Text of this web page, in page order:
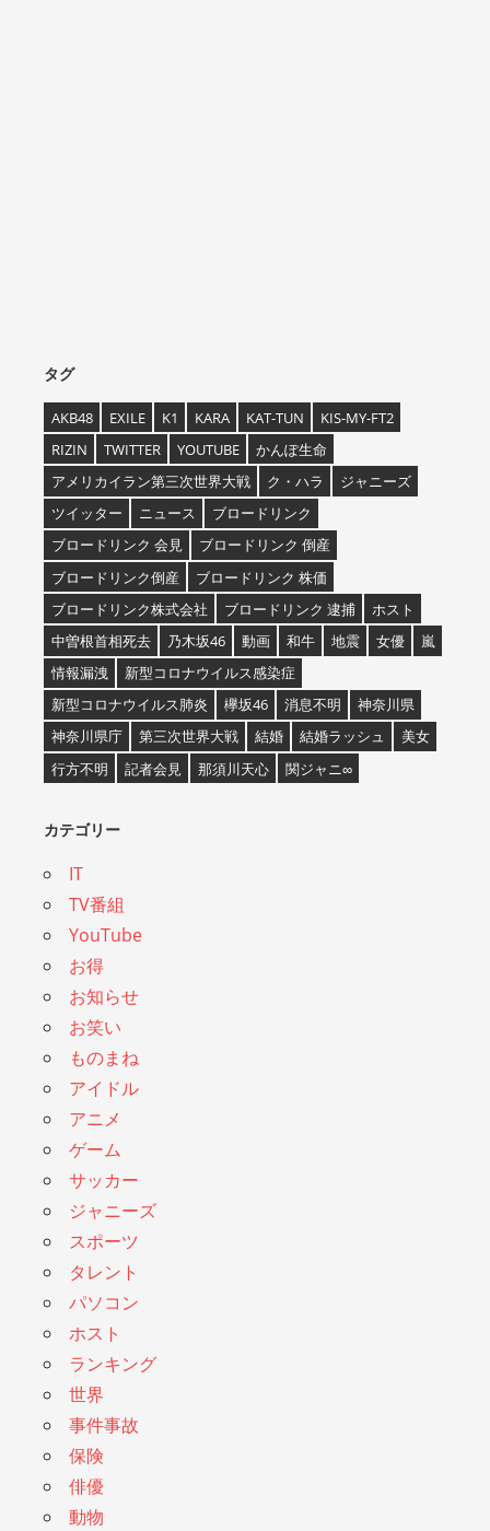
タグ
AKB48 EXILE K1 KARA KAT-TUN
KIS-MY-FT2
RIZIN
TWITTER YOUTUBE
かんぽ生命
アメリカイラン第三次世界大戦
ク・ハラ
ジャニーズ
ツイッター
ニュース
ブロードリンク
ブロードリンク 会見
ブロードリンク 倒産
ブロードリンク倒産
ブロードリンク 株価
ブロードリンク株式会社
ブロードリンク 逮捕
ホスト
中曽根首相死去
乃木坂46 動画 和牛 地震 女優
嵐
情報漏洩
新型コロナウイルス感染症
新型コロナウイルス肺炎
欅坂46 消息不明
神奈川県
神奈川県庁
第三次世界大戦 結婚 結婚ラッシュ
美女
行方不明
記者会見 那須川天心 関ジャニ∞
カテゴリー
IT
TV番組
YouTube
お得
お知らせ
お笑い
ものまね
アイドル
アニメ
ゲーム
サッカー
ジャニーズ
スポーツ
タレント
パソコン
ホスト
ランキング
世界
事件事故
保険
俳優
動物